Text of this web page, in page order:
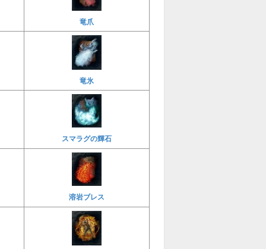
竜爪
竜氷
スマラグの輝石
溶岩ブレス